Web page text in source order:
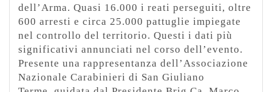
dell’Arma. Quasi 16.000 i reati perseguiti, oltre
600 arresti e circa 25.000 pattuglie impiegate
nel controllo del territorio. Questi i dati più
significativi annunciati nel corso dell’evento.
Presente una rappresentanza dell’Associazione
Nazionale Carabinieri di San Giuliano